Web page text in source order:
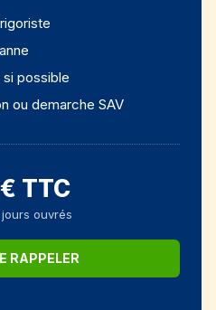
si possible
ou demarche SAV
TTC
jours ouvrés
RAPPELER